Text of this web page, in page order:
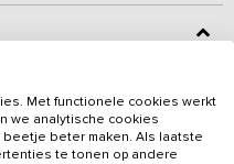
steenworp afstand van de
een nieuw vakantiehuis met
en luxe
vakantiepark en is met 13
Met functionele cookies werkt
we analytische cookies
beter maken. Als laatste
te tonen op andere